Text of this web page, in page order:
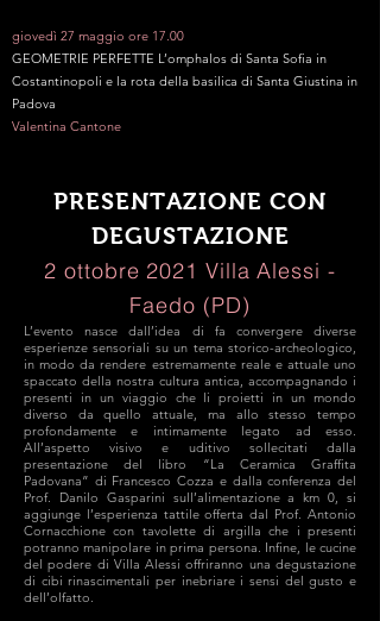
giovedì 27 maggio ore 17.00
GEOMETRIE PERFETTE L’omphalos di Santa Sofia in
Costantinopoli e la rota della basilica di Santa Giustina in
Padova
Valentina Cantone
PRESENTAZIONE CON
DEGUSTAZIONE
2 ottobre 2021 Villa Alessi -
Faedo (PD)
L’evento nasce dall’idea di fa convergere diverse
esperienze sensoriali su un tema storico-archeologico,
in modo da rendere estremamente reale e attuale uno
spaccato della nostra cultura antica, accompagnando i
presenti in un viaggio che li proietti in un mondo
diverso da quello attuale, ma allo stesso tempo
profondamente e intimamente legato ad esso.
All’aspetto visivo e uditivo sollecitati dalla
presentazione del libro “La Ceramica Graffita
Padovana” di Francesco Cozza e dalla conferenza del
Prof. Danilo Gasparini sull’alimentazione a km 0, si
aggiunge l’esperienza tattile offerta dal Prof. Antonio
Cornacchione con tavolette di argilla che i presenti
potranno manipolare in prima persona. Infine, le cucine
del podere di Villa Alessi offriranno una degustazione
di cibi rinascimentali per inebriare i sensi del gusto e
dell’olfatto.